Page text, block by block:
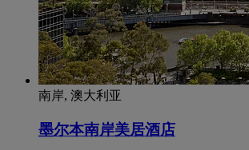
南岸, 澳大利亚
墨尔本南岸美居酒店